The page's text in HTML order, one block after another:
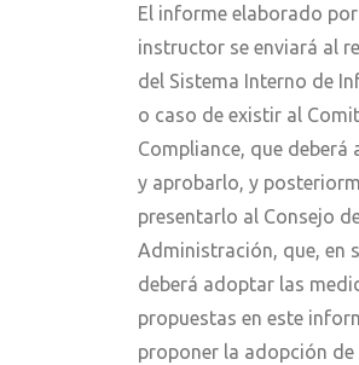
El informe elaborado
instructor se enviará al
del Sistema Interno de
o caso de existir al
Compliance, que deberá
y aprobarlo, y
presentarlo al Consejo
Administración, que, en
deberá adoptar las
propuestas en este
proponer la adopción de